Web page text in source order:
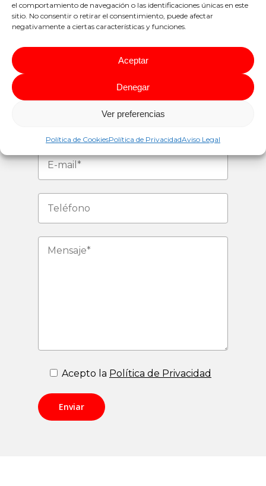
el comportamiento de navegación o las identificaciones únicas en este
sitio. No consentir o retirar el consentimiento, puede afectar
negativamente a ciertas características y funciones.
Aceptar
Denegar
Ver preferencias
Política de CookiesPolítica de PrivacidadAviso Legal
CONTACTAR
AHORA
Acepto la Política de Privacidad